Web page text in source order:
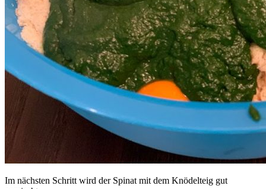
Im nächsten Schritt wird der Spinat mit dem Knödelteig gut